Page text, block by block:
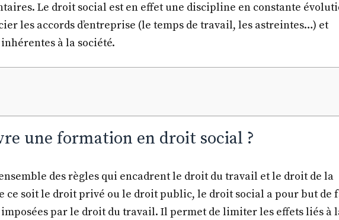
Le droit social est en effet une discipline en constante
les accords d’entreprise (le temps de travail, les astreintes…) et
à la société.
une formation en droit social ?
des règles qui encadrent le droit du travail et le droit de la
ce soit le droit privé ou le droit public, le droit social a pour but de
par le droit du travail. Il permet de limiter les effets liés à